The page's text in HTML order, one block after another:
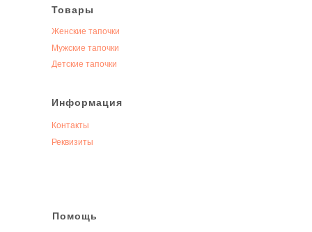
Товары
Женские тапочки
Мужские тапочки
Детские тапочки
Информация
Контакты
Реквизиты
Помощь